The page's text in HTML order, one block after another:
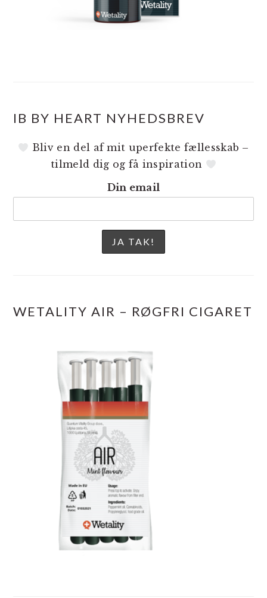
IB BY HEART NYHEDSBREV
Bliv en del af mit uperfekte fællesskab –
tilmeld dig og få inspiration
Din email
WETALITY AIR – RØGFRI CIGARET